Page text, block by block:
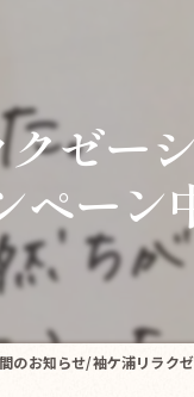
ゼー
ペーン
のお知らせ/袖ケ浦リラク